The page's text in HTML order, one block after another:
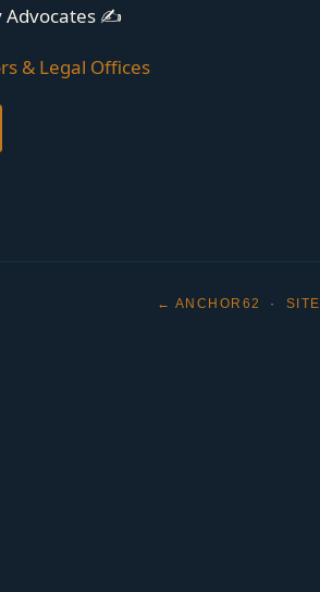
Advocates ✍
& Legal Offices
← ANCHOR62 ·